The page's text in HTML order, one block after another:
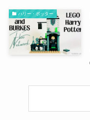
ハリー・ポッター